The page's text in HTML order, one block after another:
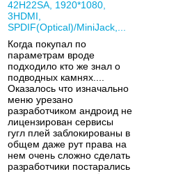
42H22SA, 1920*1080,
3HDMI,
SPDIF(Optical)/MiniJack,...
Когда покупал по
параметрам вроде
подходило кто же знал о
подводных камнях....
Оказалось что изначально
меню урезано
разработчиком андроид не
лицензирован сервисы
гугл плей заблокированы в
общем даже рут права на
нем очень сложно сделать
разработчики постарались